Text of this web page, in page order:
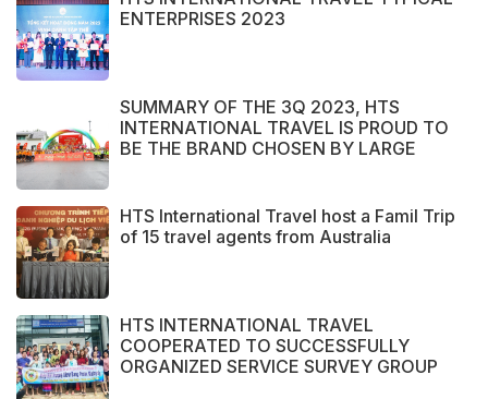
ENTERPRISES 2023
SUMMARY OF THE 3Q 2023, HTS
INTERNATIONAL TRAVEL IS PROUD TO
BE THE BRAND CHOSEN BY LARGE
HTS International Travel host a Famil Trip
of 15 travel agents from Australia
HTS INTERNATIONAL TRAVEL
COOPERATED TO SUCCESSFULLY
ORGANIZED SERVICE SURVEY GROUP